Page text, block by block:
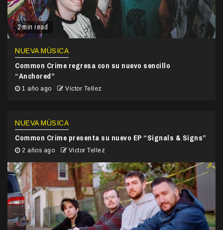
2 min read
NUEVA MÚSICA
Common Crime regresa con su nuevo sencillo
“Anchored”
1 año ago Victor Tellez
NUEVA MÚSICA
Common Crime presenta su nuevo EP “Signals & Signs”
2 años ago Victor Tellez